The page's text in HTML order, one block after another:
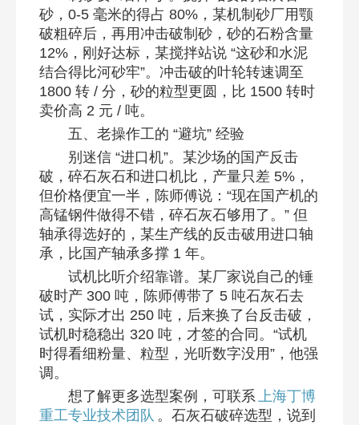
砂，0-5 毫米的得占 80%，某机制砂厂用颚
破粗碎后，再用冲击破制砂，砂的石粉含量
12%，刚好达标，某搅拌站说 “这砂和水泥
结合得比河砂牢”。冲击破的叶轮转速调至
1800 转 / 分，砂的粒型更圆，比 1500 转时
卖价高 2 元 / 吨。​
五、老操作工的 “避坑” 经验​
别迷信 “进口机”。某沙场的国产反击
破，碎石灰石和进口机比，产量只差 5%，
但价格便宜一半，陈师傅说：“现在国产机的
高锰钢件做得不错，碎石灰石够用了。” 但
轴承得选好的，某生产线的反击破用进口轴
承，比国产轴承多撑 1 年。​
试机比听介绍靠谱。某厂家说自己的锤
破时产 300 吨，陈师傅带了 5 吨石灰石去
试，实际才出 250 吨，后来换了台反击破，
试机时稳稳出 320 吨，才签的合同。“试机
时得看细粉量、粒型，光听数字没用”，他强
调。​
想了解更多选型案例，可联系上海丁博
重工专业技术团队 。石灰石破碎选型，说到